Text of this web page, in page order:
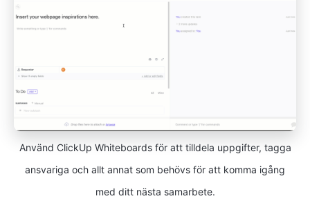
Använd ClickUp Whiteboards för att tilldela uppgifter, tagga
ansvariga och allt annat som behövs för att komma igång
med ditt nästa samarbete.